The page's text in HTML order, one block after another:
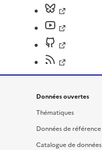
Données ouvertes
Thématiques
Données de référence
Catalogue de données